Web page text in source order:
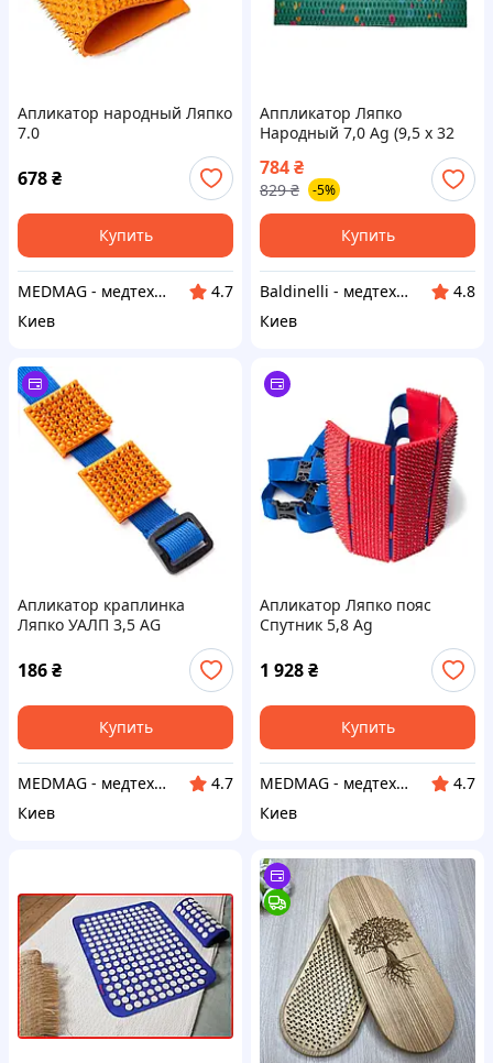
Апликатор народный Ляпко
7.0
678₴
Купить
MEDMAG - медтехника для всей семьи
4.7
Киев
Аппликатор Ляпко
Народный 7,0 Ag (9,5 х 32
784₴
829 ₴ -5%
Купить
Baldinelli - медтехника
4.8
Киев
Апликатор краплинка
Ляпко УАЛП 3,5 AG
186₴
Купить
MEDMAG - медтехника для всей семьи
4.7
Киев
Апликатор Ляпко пояс
Спутник 5,8 Ag
1 928₴
Купить
MEDMAG - медтехника для всей семьи
4.7
Киев